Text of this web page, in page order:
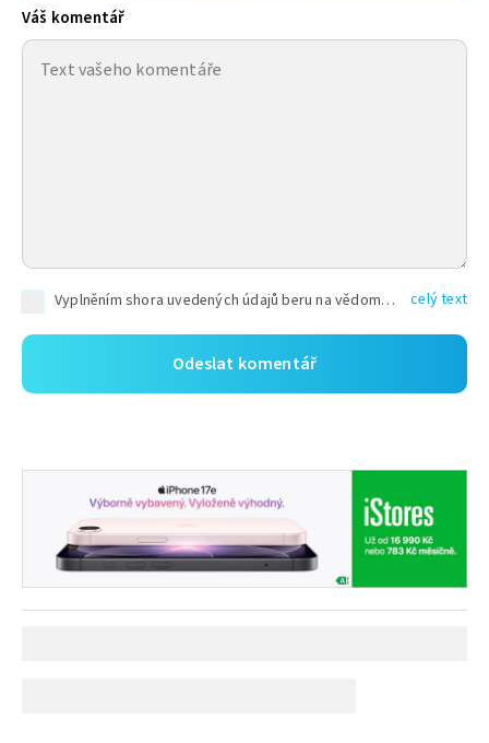
Váš komentář
Vyplněním shora uvedených údajů beru na vědomí, že společnost TEXT FACTORY s.r.o., sídlem Brno, Durďákova 336/29, Černá Pole, PSČ: 613 00, IČ: 06157831, zapsané u Krajského soudu v Brně, oddíl C, vložka 100399, bude zpracovávat mé osobní údaje uvedené v rámci mnou vyplněného registračního formuláře na základě oprávněných zájmů TEXT FACTORY s.r.o. dle čl. 6 odst. 1 písm. f) GDPR a pro splnění právních povinností (čl. 6 odst. 1 písm. c) GDPR), a to pro tyto účely: nezbytnost zajistit oprávnění návštěvníka webových stránek provozovaných společností TEXT FACTORY s.r.o. přispívat aktivně ke zveřejněným článkům nebo v rámci diskusních fór a výkon práv TEXT FACTORY s.r.o. jako administrátora těchto diskusních fór. Více informací o zpracování osobních údajů a právech lze nalézt v celý text